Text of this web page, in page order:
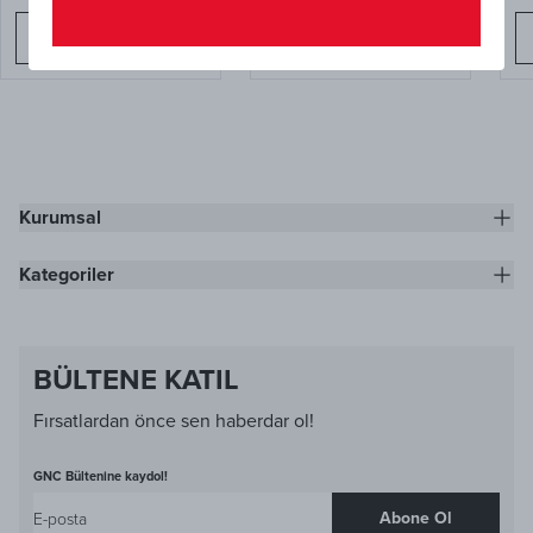
Kurumsal
Kategoriler
BÜLTENE KATIL
Fırsatlardan önce sen haberdar ol!
GNC Bültenine kaydol!
Abone Ol